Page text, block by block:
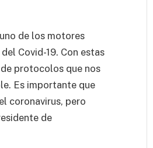
de los motores
Covid-19. Con estas
protocolos que nos
Es importante que
coronavirus, pero
de